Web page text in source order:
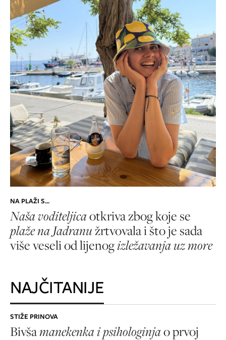
NA PLAŽI S...
Naša voditeljicaotkriva zbog koje se
plaže na Jadranužrtvovala i što je sada
više veseli od lijenogizležavanja uz more
NAJČITANIJE
STIŽE PRINOVA
Bivšamanekenka i psihologinjao prvoj